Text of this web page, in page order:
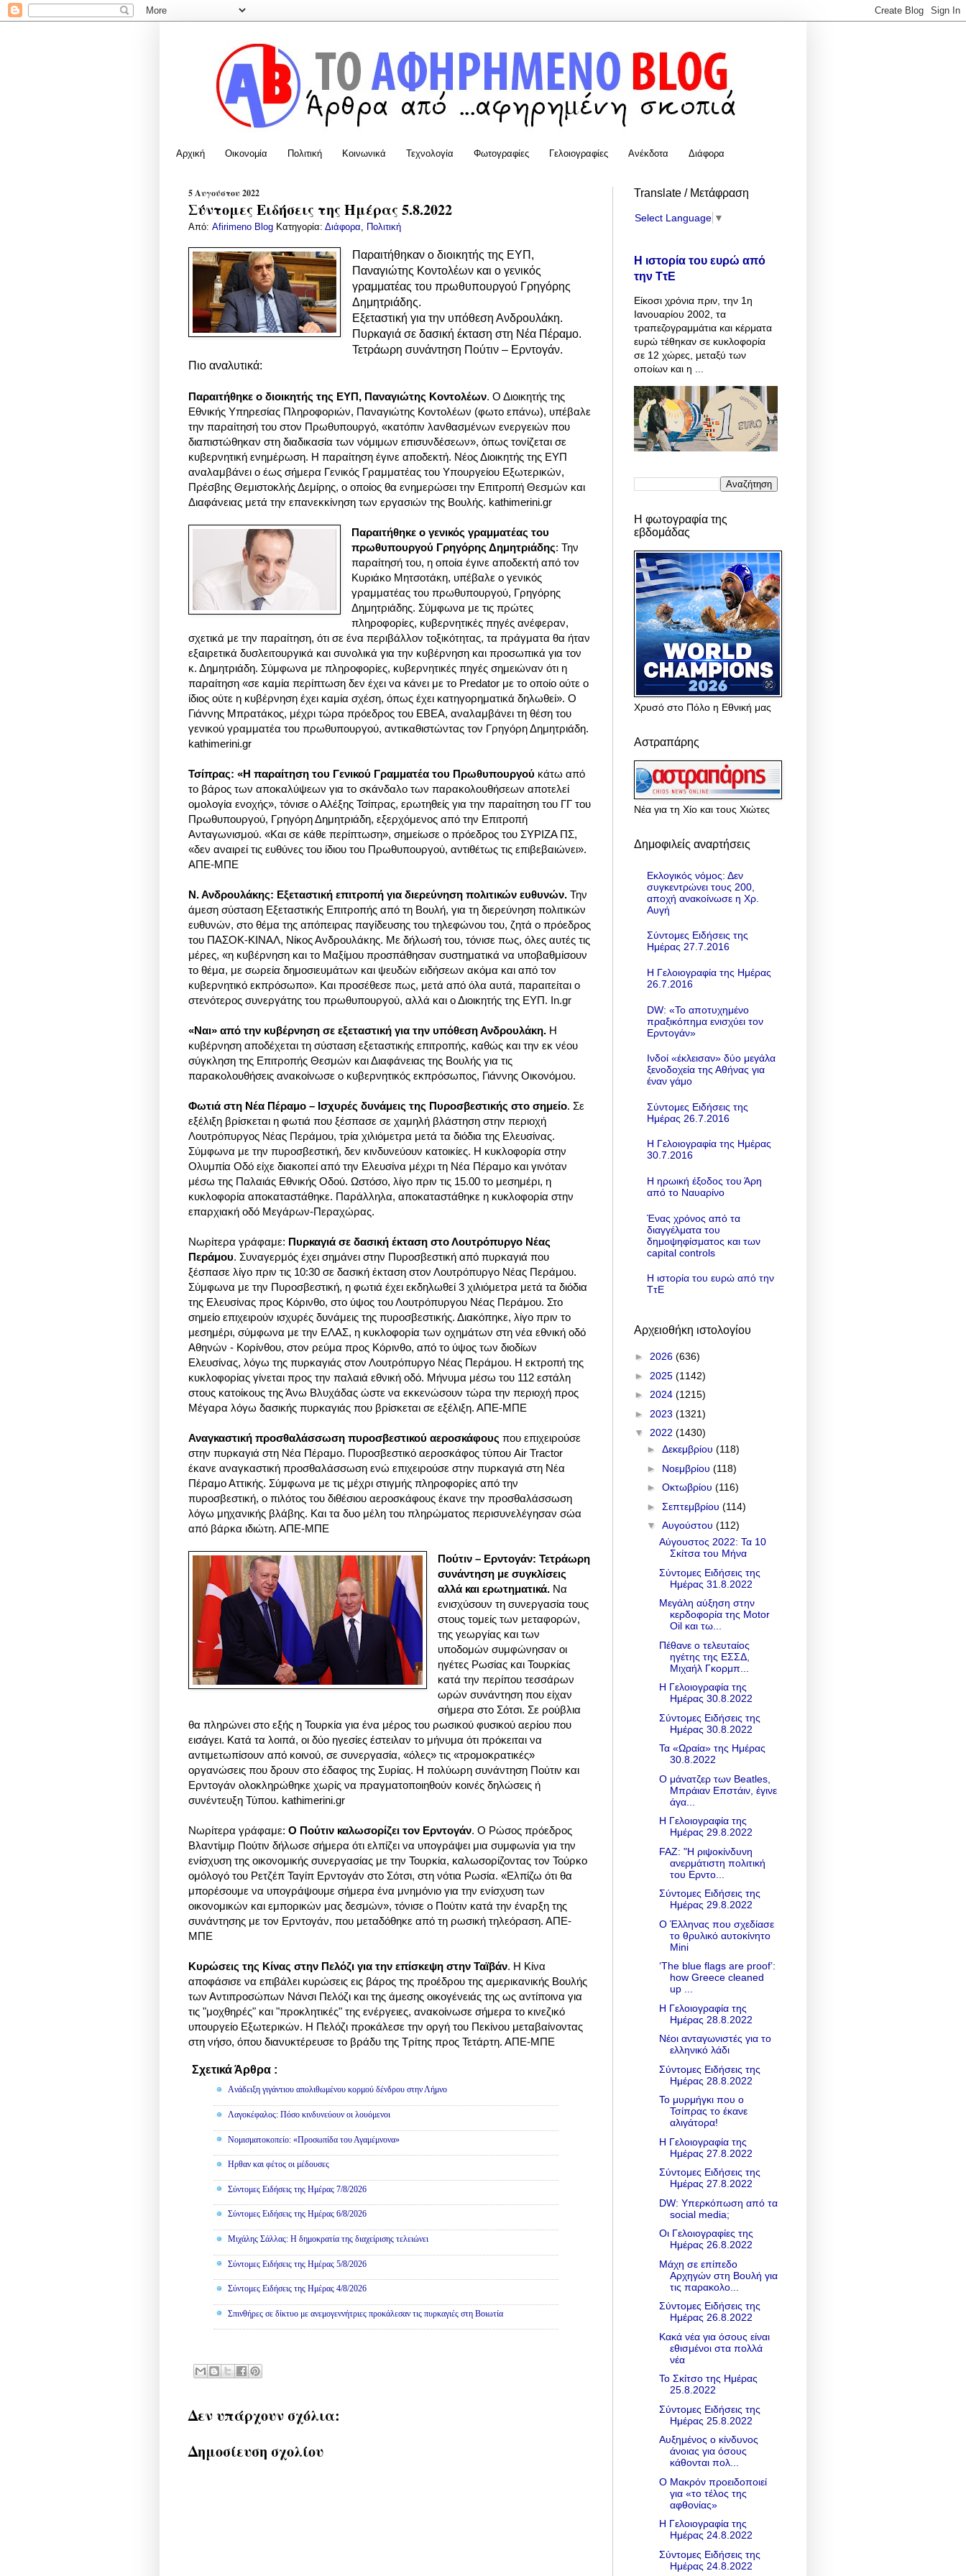
Αρχική Οικονομία Πολιτική Κοινωνικά Τεχνολογία Φωτογραφίες Γελοιογραφίες Ανέκδοτα Διάφορα
5 Αυγούστου 2022
Σύντομες Ειδήσεις της Ημέρας 5.8.2022
Από: Afirimeno Blog Κατηγορία: Διάφορα Πολιτική
Παραιτήθηκαν ο διοικητής της ΕΥΠ,
Παναγιώτης Κοντολέων και ο γενικός
γραμματέας του πρωθυπουργού Γρηγόρης
Δημητριάδης.
Eξεταστική για την υπόθεση Ανδρουλάκη.
Π υρκαγιά σε δασική έκταση στη Νέα Πέραμο.
Τετράωρη συνάντηση Πούτιν – Ερντογάν.
Πιο αναλυτικά:
Παραιτήθηκε ο διοικητής της ΕΥΠ, Παναγιώτης Κοντολέων. Ο Διοικητής της
Εθνικής Υπηρεσίας Πληροφοριών, Παναγιώτης Κοντολέων (φωτο επάνω), υπέβαλε
την παραίτησή του στον Πρωθυπουργό, «κατόπιν λανθασμένων ενεργειών που
διαπιστώθηκαν στη διαδικασία των νόμιμων επισυνδέσεων», όπως τονίζεται σε
κυβερνητική ενημέρωση. Η παραίτηση έγινε αποδεκτή. Νέος Διοικητής της ΕΥΠ
αναλαμβάνει ο έως σήμερα Γενικός Γραμματέας του Υπουργείου Εξωτερικών,
Πρέσβης Θεμιστοκλής Δεμίρης, ο οποίος θα ενημερώσει την Επιτροπή Θεσμών και
Διαφάνειας μετά την επανεκκίνηση των εργασιών της Βουλής. kathimerini.gr
Παραιτήθηκε ο γενικός γραμματέας του
πρωθυπουργού Γρηγόρης Δημητριάδης: Την
παραίτησή του, η οποία έγινε αποδεκτή από τον
Κυριάκο Μητσοτάκη, υπέβαλε ο γενικός
γραμματέας του πρωθυπουργού, Γρηγόρης
Δημητριάδης. Σύμφωνα με τις πρώτες
πληροφορίες, κυβερνητικές πηγές ανέφεραν,
σχετικά με την παραίτηση, ότι σε ένα περιβάλλον τοξικότητας, τα πράγματα θα ήταν
εξαιρετικά δυσλειτουργικά και συνολικά για την κυβέρνηση και προσωπικά για τον
κ. Δημητριάδη. Σύμφωνα με πληροφορίες, κυβερνητικές πηγές σημειώναν ότι η
παραίτηση «σε καμία περίπτωση δεν έχει να κάνει με το Predator με το οποίο ούτε ο
ίδιος ούτε η κυβέρνηση έχει καμία σχέση, όπως έχει κατηγορηματικά δηλωθεί». Ο
Γιάννης Μπρατάκος, μέχρι τώρα πρόεδρος του ΕΒΕΑ, αναλαμβάνει τη θέση του
γενικού γραμματέα του πρωθυπουργού, αντικαθιστώντας τον Γρηγόρη Δημητριάδη.
kathimerini.gr
Τσίπρας: «Η παραίτηση του Γενικού Γραμματέα του Πρωθυπουργού κάτω από
το βάρος των αποκαλύψεων για το σκάνδαλο των παρακολουθήσεων αποτελεί
ομολογία ενοχής», τόνισε ο Αλέξης Τσίπρας, ερωτηθείς για την παραίτηση του ΓΓ του
Πρωθυπουργού, Γρηγόρη Δημητριάδη, εξερχόμενος από την Επιτροπή
Ανταγωνισμού. «Και σε κάθε περίπτωση», σημείωσε ο πρόεδρος του ΣΥΡΙΖΑ ΠΣ,
«δεν αναιρεί τις ευθύνες του ίδιου του Πρωθυπουργού, αντιθέτως τις επιβεβαιώνει».
ΑΠΕ-ΜΠΕ
Ν. Ανδρουλάκης: Εξεταστική επιτροπή για διερεύνηση πολιτικών ευθυνών. Την
άμεση σύσταση Εξεταστικής Επιτροπής από τη Βουλή, για τη διερεύνηση πολιτικών
ευθυνών, στο θέμα της απόπειρας παγίδευσης του τηλεφώνου του, ζητά ο πρόεδρος
του ΠΑΣΟΚ-ΚΙΝΑΛ, Νίκος Ανδρουλάκης. Με δήλωσή του, τόνισε πως, όλες αυτές τις
μέρες, «η κυβέρνηση και το Μαξίμου προσπάθησαν συστηματικά να υποβαθμίσουν
το θέμα, με σωρεία δημοσιευμάτων και ψευδών ειδήσεων ακόμα και από τον
κυβερνητικό εκπρόσωπο». Και προσέθεσε πως, μετά από όλα αυτά, παραιτείται ο
στενότερος συνεργάτης του πρωθυπουργού, αλλά και ο Διοικητής της ΕΥΠ. In.gr
«Ναι» από την κυβέρνηση σε εξεταστική για την υπόθεση Ανδρουλάκη. Η
κυβέρνηση αποδέχεται τη σύσταση εξεταστικής επιτροπής, καθώς και την εκ νέου
σύγκληση της Επιτροπής Θεσμών και Διαφάνειας της Βουλής για τις
παρακολουθήσεις ανακοίνωσε ο κυβερνητικός εκπρόσωπος, Γιάννης Οικονόμου.
Φωτιά στη Νέα Πέραμο – Ισχυρές δυνάμεις της Πυροσβεστικής στο σημείο. Σε
εξέλιξη βρίσκεται η φωτιά που ξέσπασε σε χαμηλή βλάστηση στην περιοχή
Λουτρόπυργος Νέας Περάμου, τρία χιλιόμετρα μετά τα διόδια της Ελευσίνας.
Σύμφωνα με την πυροσβεστική, δεν κινδυνεύουν κατοικίες. Η κυκλοφορία στην
Ολυμπία Οδό είχε διακοπεί από την Ελευσίνα μέχρι τη Νέα Πέραμο και γινόταν
μέσω της Παλαιάς Εθνικής Οδού. Ωστόσο, λίγο πριν τις 15.00 το μεσημέρι, η
κυκλοφορία αποκαταστάθηκε. Παράλληλα, αποκαταστάθηκε η κυκλοφορία στην
επαρχιακή οδό Μεγάρων-Περαχώρας.
Νωρίτερα γράφαμε: Πυρκαγιά σε δασική έκταση στο Λουτρόπυργο Νέας
Περάμου. Συναγερμός έχει σημάνει στην Πυροσβεστική από πυρκαγιά που
ξέσπασε λίγο πριν τις 10:30 σε δασική έκταση στον Λουτρόπυργο Νέας Περάμου.
Σύμφωνα με την Πυροσβεστική, η φωτιά έχει εκδηλωθεί 3 χιλιόμετρα μετά τα διόδια
της Ελευσίνας προς Κόρινθο, στο ύψος του Λουτρόπυργου Νέας Περάμου. Στο
σημείο επιχειρούν ισχυρές δυνάμεις της πυροσβεστικής. Διακόπηκε, λίγο πριν το
μεσημέρι, σύμφωνα με την ΕΛΑΣ, η κυκλοφορία των οχημάτων στη νέα εθνική οδό
Αθηνών - Κορίνθου, στον ρεύμα προς Κόρινθο, από το ύψος των διοδίων
Ελευσίνας, λόγω της πυρκαγιάς στον Λουτρόπυργο Νέας Περάμου. Η εκτροπή της
κυκλοφορίας γίνεται προς την παλαιά εθνική οδό. Μήνυμα μέσω του 112 εστάλη
στους κατοίκους της Άνω Βλυχάδας ώστε να εκκενώσουν τώρα την περιοχή προς
Μέγαρα λόγω δασικής πυρκαγιάς που βρίσκεται σε εξέλιξη. ΑΠΕ-ΜΠΕ
Αναγκαστική προσθαλάσσωση πυροσβεστικού αεροσκάφους που επιχειρούσε
στην πυρκαγιά στη Νέα Πέραμο. Πυροσβεστικό αεροσκάφος τύπου Air Tractor
έκανε αναγκαστική προσθαλάσσωση ενώ επιχειρούσε στην πυρκαγιά στη Νέα
Πέραμο Αττικής. Σύμφωνα με τις μέχρι στιγμής πληροφορίες από την
πυροσβεστική, ο πιλότος του διθέσιου αεροσκάφους έκανε την προσθαλάσσωση
λόγω μηχανικής βλάβης. Και τα δυο μέλη του πληρώματος περισυνελέγησαν σώα
από βάρκα ιδιώτη. ΑΠΕ-ΜΠΕ
Πούτιν – Ερντογάν: Τετράωρη
συνάντηση με συγκλίσεις
αλλά και ερωτηματικά. Να
ενισχύσουν τη συνεργασία τους
στους τομείς των μεταφορών,
της γεωργίας και των
υποδομών συμφώνησαν οι
ηγέτες Ρωσίας και Τουρκίας
κατά την περίπου τεσσάρων
ωρών συνάντηση που είχαν
σήμερα στο Σότσι. Σε ρούβλια
θα πληρώνει στο εξής η Τουρκία για ένα μέρος του ρωσικού φυσικού αερίου που
εισάγει. Κατά τα λοιπά, οι δύο ηγεσίες έστειλαν το μήνυμα ότι πρόκειται να
αντιμετωπίσουν από κοινού, σε συνεργασία, «όλες» τις «τρομοκρατικές»
οργανώσεις που δρουν στο έδαφος της Συρίας. Η πολύωρη συνάντηση Πούτιν και
Ερντογάν ολοκληρώθηκε χωρίς να πραγματοποιηθούν κοινές δηλώσεις ή
συνέντευξη Τύπου. kathimerini.gr
Νωρίτερα γράφαμε: Ο Πούτιν καλωσορίζει τον Ερντογάν. Ο Ρώσος πρόεδρος
Βλαντίμιρ Πούτιν δήλωσε σήμερα ότι ελπίζει να υπογράψει μια συμφωνία για την
ενίσχυση της οικονομικής συνεργασίας με την Τουρκία, καλωσορίζοντας τον Τούρκο
ομόλογό του Ρετζέπ Ταγίπ Ερντογάν στο Σότσι, στη νότια Ρωσία. «Ελπίζω ότι θα
μπορέσουμε να υπογράψουμε σήμερα ένα μνημόνιο για την ενίσχυση των
οικονομικών και εμπορικών μας δεσμών», τόνισε ο Πούτιν κατά την έναρξη της
συνάντησης με τον Ερντογάν, που μεταδόθηκε από τη ρωσική τηλεόραση. ΑΠΕ-
ΜΠΕ
Κυρώσεις της Κίνας στην Πελόζι για την επίσκεψη στην Ταϊβάν. Η Κίνα
αποφάσισε να επιβάλει κυρώσεις εις βάρος της προέδρου της αμερικανικής Βουλής
των Αντιπροσώπων Νάνσι Πελόζι και της άμεσης οικογένειάς της ως αντίποινα για
τις "μοχθηρές" και "προκλητικές" της ενέργειες, ανακοίνωσε σήμερα το κινεζικό
υπουργείο Εξωτερικών. Η Πελόζι προκάλεσε την οργή του Πεκίνου μεταβαίνοντας
στη νήσο, όπου διανυκτέρευσε το βράδυ της Τρίτης προς Τετάρτη. ΑΠΕ-ΜΠΕ
Σχετικά Άρθρα :
Aνάδειξη γιγάντιου απολιθωμένου κορμού δένδρου στην Λήμνο
Λαγοκέφαλος: Πόσο κινδυνεύουν οι λουόμενοι
Νομισματοκοπείο: «Προσωπίδα του Αγαμέμνονα»
Ηρθαν και φέτος οι μέδουσες
Σύντομες Ειδήσεις της Ημέρας 7/8/2026
Σύντομες Ειδήσεις της Ημέρας 6/8/2026
Μιχάλης Σάλλας: Η δημοκρατία της διαχείρισης τελειώνει
Σύντομες Ειδήσεις της Ημέρας 5/8/2026
Σύντομες Ειδήσεις της Ημέρας 4/8/2026
Σπινθήρες σε δίκτυο με ανεμογεννήτριες προκάλεσαν τις πυρκαγιές στη Βοιωτία
Δεν υπάρχουν σχόλια:
Δημοσίευση σχολίου
Translate / Μετάφραση
Select Language ▼
Η ιστορία του ευρώ από
την ΤτΕ
Είκοσι χρόνια πριν, την 1η
Ιανουαρίου 2002, τα
τραπεζογραμμάτια και κέρματα
ευρώ τέθηκαν σε κυκλοφορία
σε 12 χώρες, μεταξύ των
οποίων και η ...
Η φωτογραφία της
εβδομάδας
Χρυσό στο Πόλο η Εθνική μας
Αστραπάρης
Νέα για τη Χίο και τους Χιώτες
Δημοφιλείς αναρτήσεις
Εκλογικός νόμος: Δεν
συγκεντρώνει τους 200,
αποχή ανακοίνωσε η Χρ.
Αυγή
Σύντομες Ειδήσεις της
Ημέρας 27.7.2016
Η Γελοιογραφία της Ημέρας
26.7.2016
DW: «To αποτυχημένο
πραξικόπημα ενισχύει τον
Ερντογάν»
Ινδοί «έκλεισαν» δύο μεγάλα
ξενοδοχεία της Αθήνας για
έναν γάμο
Σύντομες Ειδήσεις της
Ημέρας 26.7.2016
Η Γελοιογραφία της Ημέρας
30.7.2016
Η ηρωική έξοδος του Άρη
από το Ναυαρίνο
Ένας χρόνος από τα
διαγγέλματα του
δημοψηφίσματος και των
capital controls
Η ιστορία του ευρώ από την
ΤτΕ
Αρχειοθήκη ιστολογίου
► 2026 (636)
► 2025 (1142)
► 2024 (1215)
► 2023 (1321)
▼ 2022 (1430)
► Δεκεμβρίου (118)
► Νοεμβρίου (118)
► Οκτωβρίου (116)
► Σεπτεμβρίου (114)
▼ Αυγούστου (112)
Αύγουστος 2022: Τα 10
Σκίτσα του Μήνα
Σύντομες Ειδήσεις της
Ημέρας 31.8.2022
Μεγάλη αύξηση στην
κερδοφορία της Motor
Oil και τω...
Πέθανε ο τελευταίος
ηγέτης της ΕΣΣΔ,
Μιχαήλ Γκορμπ...
Η Γελοιογραφία της
Ημέρας 30.8.2022
Σύντομες Ειδήσεις της
Ημέρας 30.8.2022
Τα «Ωραία» της Ημέρας
30.8.2022
Ο μάνατζερ των Beatles,
Μπράιαν Επστάιν, έγινε
άγα...
Η Γελοιογραφία της
Ημέρας 29.8.2022
FAZ: "Η ριψοκίνδυνη
ανερμάτιστη πολιτική
του Ερντο...
Σύντομες Ειδήσεις της
Ημέρας 29.8.2022
Ο Έλληνας που σχεδίασε
το θρυλικό αυτοκίνητο
Mini
‘The blue flags are proof’:
how Greece cleaned
up ...
Η Γελοιογραφία της
Ημέρας 28.8.2022
Νέοι ανταγωνιστές για το
ελληνικό λάδι
Σύντομες Ειδήσεις της
Ημέρας 28.8.2022
Το μυρμήγκι που ο
Τσίπρας το έκανε
αλιγάτορα!
H Γελοιογραφία της
Ημέρας 27.8.2022
Σύντομες Ειδήσεις της
Ημέρας 27.8.2022
DW: Υπερκόπωση από τα
social media;
Οι Γελοιογραφίες της
Ημέρας 26.8.2022
Μάχη σε επίπεδο
Αρχηγών στη Βουλή για
τις παρακολο...
Σύντομες Ειδήσεις της
Ημέρας 26.8.2022
Κακά νέα για όσους είναι
εθισμένοι στα πολλά
νέα
Το Σκίτσο της Ημέρας
25.8.2022
Σύντομες Ειδήσεις της
Ημέρας 25.8.2022
Αυξημένος ο κίνδυνος
άνοιας για όσους
κάθονται πολ...
Ο Μακρόν προειδοποιεί
για «το τέλος της
αφθονίας»
Η Γελοιογραφία της
Ημέρας 24.8.2022
Σύντομες Ειδήσεις της
Ημέρας 24.8.2022